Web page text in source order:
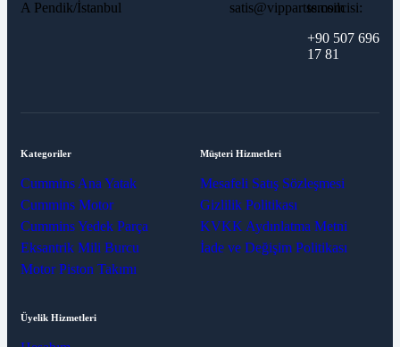
A Pendik/İstanbul
satis@vippartss.com
temsilcisi:
+90 507 696
17 81
Kategoriler
Cummins Ana Yatak
Cummins Motor
Cummins Yedek Parça
Eksantrik Mili Burcu
Motor Piston Takımı
Müşteri Hizmetleri
Mesafeli Satış Sözleşmesi
Gizlilik Politikası
KVKK Aydınlatma Metni
İade ve Değişim Politikası
Üyelik Hizmetleri